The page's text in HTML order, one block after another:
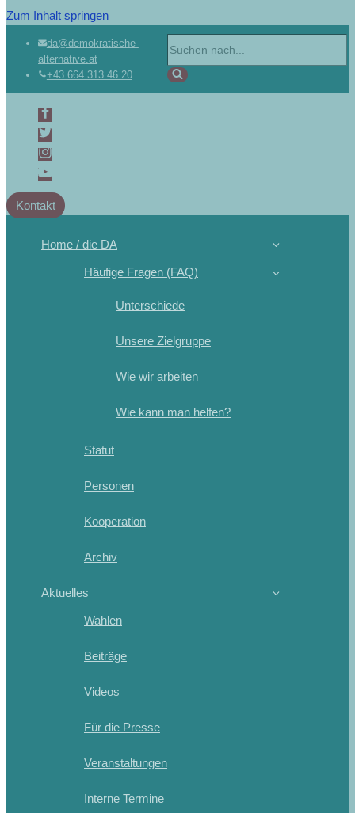
Zum Inhalt springen
da@demokratische-
alternative.at
+43 664 313 46 20
Kontakt
Home / die DA
Häufige Fragen (FAQ)
Unterschiede
Unsere Zielgruppe
Wie wir arbeiten
Wie kann man helfen?
Statut
Personen
Kooperation
Archiv
Aktuelles
Wahlen
Beiträge
Videos
Für die Presse
Veranstaltungen
Interne Termine